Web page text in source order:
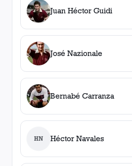
Juan Héctor Guidi
José Nazionale
Bernabé Carranza
HN Héctor Navales